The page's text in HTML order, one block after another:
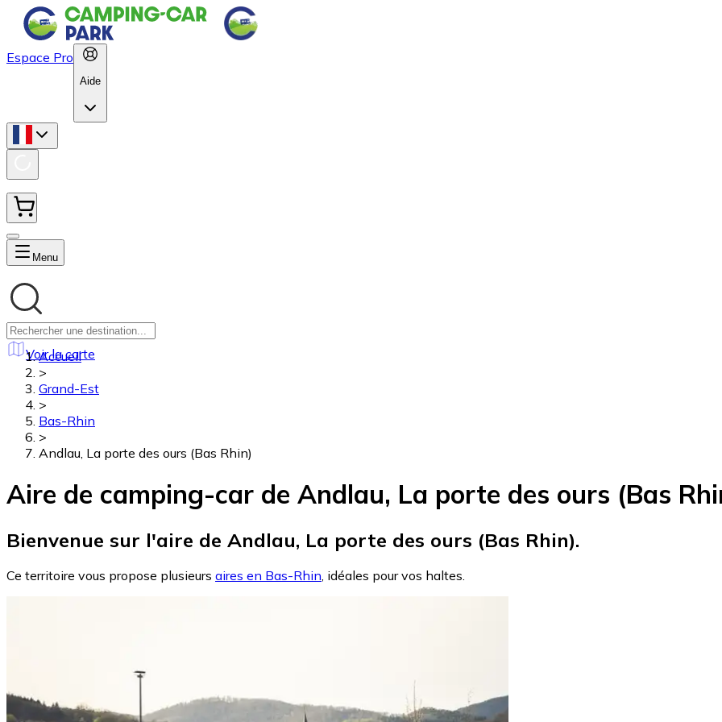
Espace Pro
Aide
Menu
Voir la carte
Accueil
>
Grand-Est
>
Bas-Rhin
>
Andlau, La porte des ours (Bas Rhin)
Aire de camping-car de Andlau, La porte des ours (Bas
Bienvenue sur l'aire de Andlau, La porte des ours (Bas Rhin).
Ce territoire vous propose plusieurs aires en Bas-Rhin, idéales pour vos haltes.